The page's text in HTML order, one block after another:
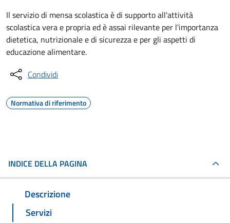
Il servizio di mensa scolastica è di supporto all'attività
scolastica vera e propria ed è assai rilevante per l'importanza
dietetica, nutrizionale e di sicurezza e per gli aspetti di
educazione alimentare.
Condividi
Normativa di riferimento
INDICE DELLA PAGINA
Descrizione
Servizi